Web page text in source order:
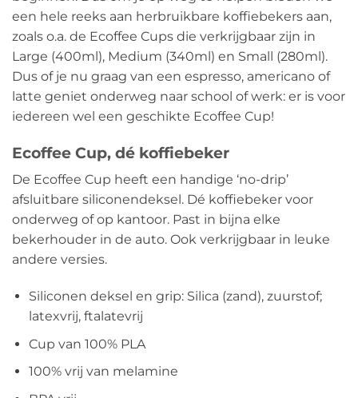
een hele reeks aan herbruikbare koffiebekers aan,
zoals o.a. de Ecoffee Cups die verkrijgbaar zijn in
Large (400ml), Medium (340ml) en Small (280ml).
Dus of je nu graag van een espresso, americano of
latte geniet onderweg naar school of werk: er is voor
iedereen wel een geschikte Ecoffee Cup!
Ecoffee Cup, dé koffiebeker
De Ecoffee Cup heeft een handige ‘no-drip’
afsluitbare siliconendeksel. Dé koffiebeker voor
onderweg of op kantoor. Past in bijna elke
bekerhouder in de auto. Ook verkrijgbaar in leuke
andere versies.
Siliconen deksel en grip: Silica (zand), zuurstof;
latexvrij, ftalatevrij
Cup van 100% PLA
100% vrij van melamine